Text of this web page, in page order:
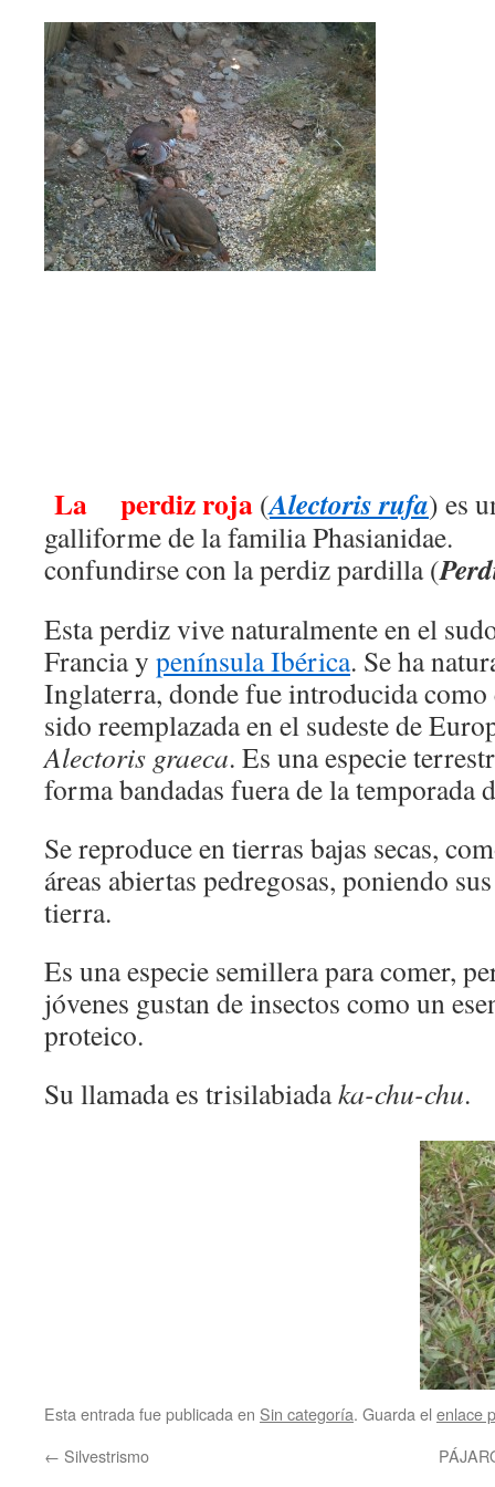
La perdiz roja (Alectoris rufa) es
galliforme de la familia
confundirse con la perdiz pardilla (
Esta perdiz vive naturalmente en el
Francia y península Ibérica. Se ha
Inglaterra, donde fue introducida como
sido reemplazada en el sudeste de
Alectoris graeca. Es una especie
forma bandadas fuera de la temporada
Se reproduce en tierras bajas secas,
áreas abiertas pedregosas, poniendo
tierra.
Es una especie semillera para comer,
jóvenes gustan de insectos como un
proteico.
Su llamada es trisilabiadaka-chu-chu.
Esta entrada fue publicada en Sin categoría. Guarda el enlace
← Silvestrismo